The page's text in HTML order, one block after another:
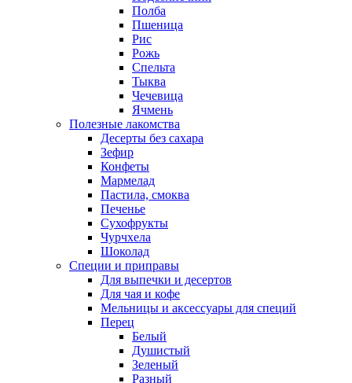
Полба
Пшеница
Рис
Рожь
Спельта
Тыква
Чечевица
Ячмень
Полезные лакомства
Десерты без сахара
Зефир
Конфеты
Мармелад
Пастила, смоква
Печенье
Сухофрукты
Чурчхела
Шоколад
Специи и приправы
Для выпечки и десертов
Для чая и кофе
Мельницы и аксессуары для специй
Перец
Белый
Душистый
Зеленый
Разный